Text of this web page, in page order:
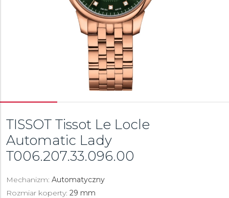
TISSOT Tissot Le Locle
Automatic Lady
T006.207.33.096.00
Mechanizm: Automatyczny
Rozmiar koperty: 29 mm